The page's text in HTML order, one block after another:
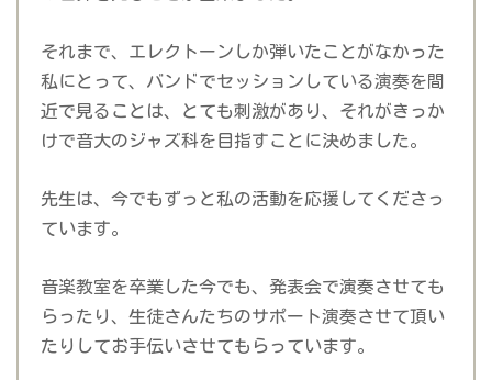
それまで、エレクトーンしか弾いたことがなかった
私にとって、バンドでセッションしている演奏を間
近で見ることは、とても刺激があり、それがきっか
けで音大のジャズ科を目指すことに決めました。
先生は、今でもずっと私の活動を応援してくださっ
ています。
音楽教室を卒業した今でも、発表会で演奏させても
らったり、生徒さんたちのサポート演奏させて頂い
たりしてお手伝いさせてもらっています。